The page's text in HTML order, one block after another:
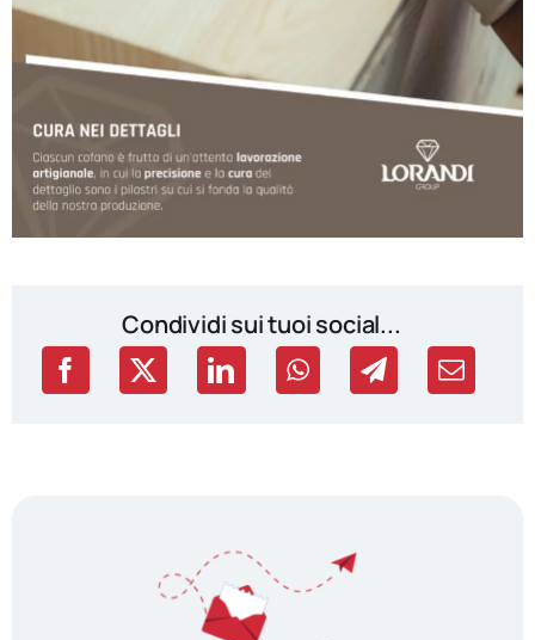
Condividi sui tuoi social...